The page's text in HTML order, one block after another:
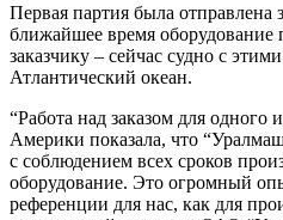
Первая партия была отправлена
ближайшее время оборудование
заказчику – сейчас судно с
Атлантический океан.
“Работа над заказом для одного
Америки показала, что
с соблюдением всех сроков
оборудование. Это огромный
референции для нас, как для